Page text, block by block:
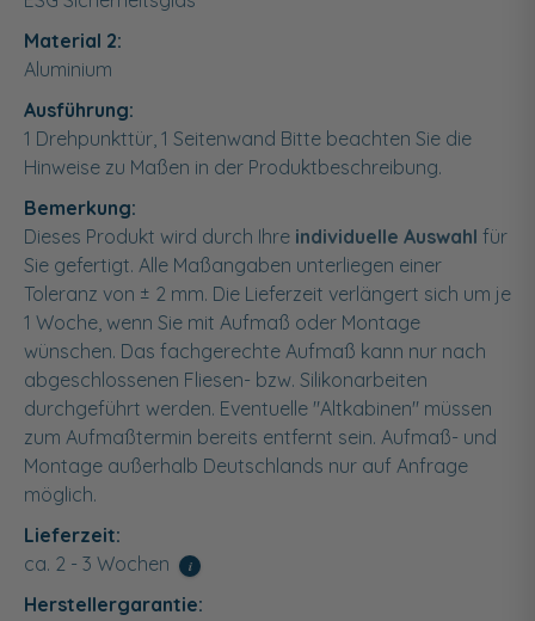
Material 2:
Aluminium
Ausführung:
1 Drehpunkttür, 1 Seitenwand Bitte beachten Sie die
Hinweise zu Maßen in der Produktbeschreibung.
Bemerkung:
Dieses Produkt wird durch Ihre individuelle Auswahl für
Sie gefertigt. Alle Maßangaben unterliegen einer
Toleranz von ± 2 mm. Die Lieferzeit verlängert sich um je
1 Woche, wenn Sie mit Aufmaß oder Montage
wünschen. Das fachgerechte Aufmaß kann nur nach
abgeschlossenen Fliesen- bzw. Silikonarbeiten
durchgeführt werden. Eventuelle "Altkabinen" müssen
zum Aufmaßtermin bereits entfernt sein. Aufmaß- und
Montage außerhalb Deutschlands nur auf Anfrage
möglich.
Lieferzeit:
ca. 2 - 3 Wochen
i
Herstellergarantie: